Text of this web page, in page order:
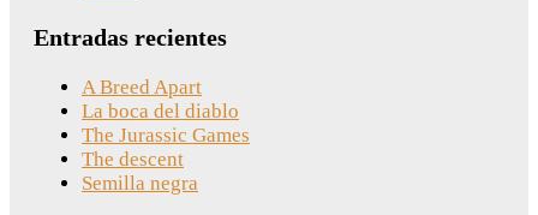
Entradas recientes
A Breed Apart
La boca del diablo
The Jurassic Games
The descent
Semilla negra